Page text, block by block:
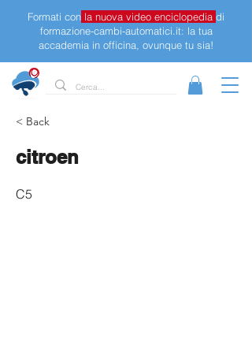
Formati con la nuova video enciclopedia di
formazione-cambi-automatici.it: la tua
accademia in officina, ovunque tu sia!
< Back
citroen
C5